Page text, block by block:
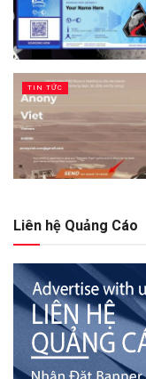
TIN TỨC
Liên hệ Quảng Cáo